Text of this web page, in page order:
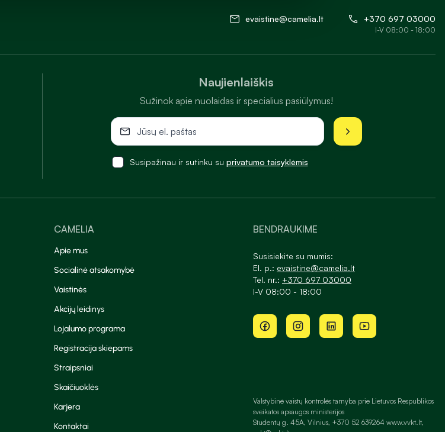
Naujienlaiškis
Sužinok apie nuolaidas ir specialius pasiūlymus!
Susipažinau ir sutinku su privatumo taisyklėmis
evaistine@camelia.lt +370 697 03000
I-V 08:00 - 18:00
CAMELIA
Apie mus
Socialinė atsakomybė
Vaistinės
Akcijų leidinys
Lojalumo programa
Registracija skiepams
Straipsniai
Skaičiuoklės
Karjera
Kontaktai
BENDRAUKIME
Susisiekite su mumis:
El. p.: evaistine@camelia.lt
Tel. nr.: +370 697 03000
I-V 08:00 - 18:00
Valstybinė vaistų kontrolės tarnyba prie Lietuvos Respublikos
sveikatos apsaugos ministerijos
Studentų g. 45A, Vilnius, +370 52 639264 www.vvkt.lt,